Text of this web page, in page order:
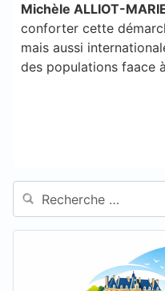
Michèle ALLIOT-
conforter cette
mais aussi
des populations faace
Rechercher